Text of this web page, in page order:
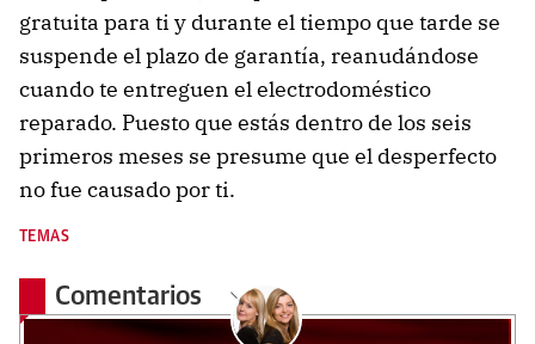
gratuita para ti y durante el tiempo que tarde se
suspende el plazo de garantía, reanudándose
cuando te entreguen el electrodoméstico
reparado. Puesto que estás dentro de los seis
primeros meses se presume que el desperfecto
no fue causado por ti.
TEMAS
Comentarios